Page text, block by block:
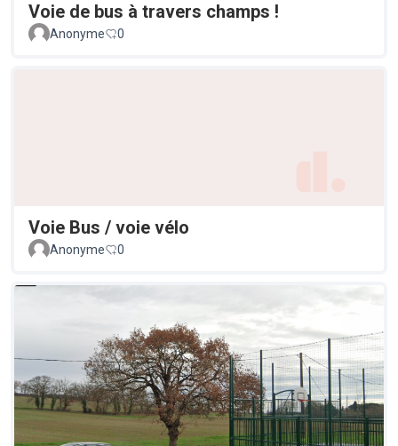
Voie de bus à travers champs !
Anonyme 0
Voie Bus / voie vélo
Anonyme 0